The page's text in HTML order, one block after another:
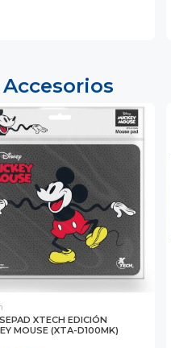
Accesorios
XTECH EDICIÓN
MOUSE (XTA-D100MK)